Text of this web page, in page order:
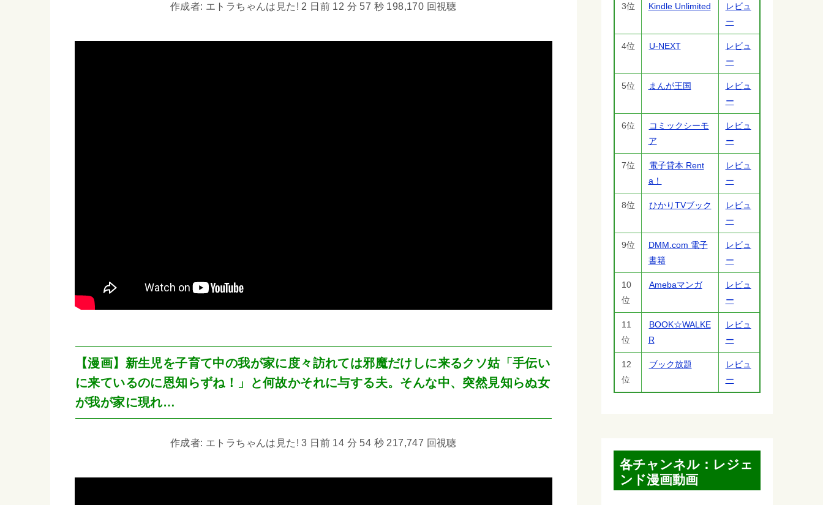
作成者: エトラちゃんは見た! 2 日前 12 分 57 秒 198,170 回視聴
【漫画】新生児を子育て中の我が家に度々訪れては邪魔だけしに来るクソ姑「手伝い
に来ているのに恩知らずね！」と何故かそれに与する夫。そんな中、突然見知らぬ女
が我が家に現れ…
作成者: エトラちゃんは見た! 3 日前 14 分 54 秒 217,747 回視聴
3位 Kindle Unlimited
レビュ
ー
4位 U-NEXT
レビュ
ー
5位 まんが王国
レビュ
ー
6位
コミックシーモ
ア
レビュ
ー
7位
電子貸本 Rent
a！
レビュ
ー
8位 ひかりTVブック
レビュ
ー
9位
DMM.com 電子
書籍
レビュ
ー
10
位
Amebaマンガ
レビュ
ー
11
位
BOOK☆WALKE
R
レビュ
ー
12
位
ブック放題
レビュ
ー
各チャンネル：レジェ
ンド漫画動画